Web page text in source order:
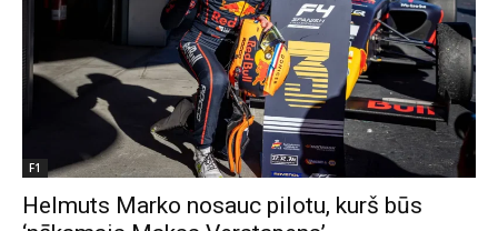
F1
Helmuts Marko nosauc pilotu, kurš būs